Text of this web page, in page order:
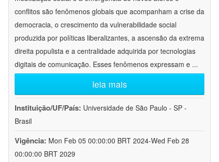
conflitos são fenômenos globais que acompanham a crise da
democracia, o crescimento da vulnerabilidade social
produzida por políticas liberalizantes, a ascensão da extrema
direita populista e a centralidade adquirida por tecnologias
digitais de comunicação. Esses fenômenos expressam e ...
leia mais
Instituição/UF/País: Universidade de São Paulo - SP -
Brasil
Vigência: Mon Feb 05 00:00:00 BRT 2024-Wed Feb 28
00:00:00 BRT 2029